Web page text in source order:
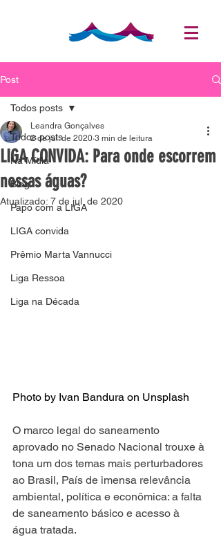
Post
Todos posts
Na Mídia
Blog
Papo com a LIGA
LIGA convida
Prêmio Marta Vannucci
Liga Ressoa
Liga na Década
Todos posts
LIGA CONVIDA: Para onde escorrem
nossas águas?
Leandra Gonçalves
2 de jul. de 2020 3 min de leitura
Atualizado: 7 de jul. de 2020
Photo by Ivan Bandura on Unsplash
O marco legal do saneamento
aprovado no Senado Nacional trouxe à
tona um dos temas mais perturbadores
ao Brasil, País de imensa relevância
ambiental, política e econômica: a falta
de saneamento básico e acesso à
água tratada.